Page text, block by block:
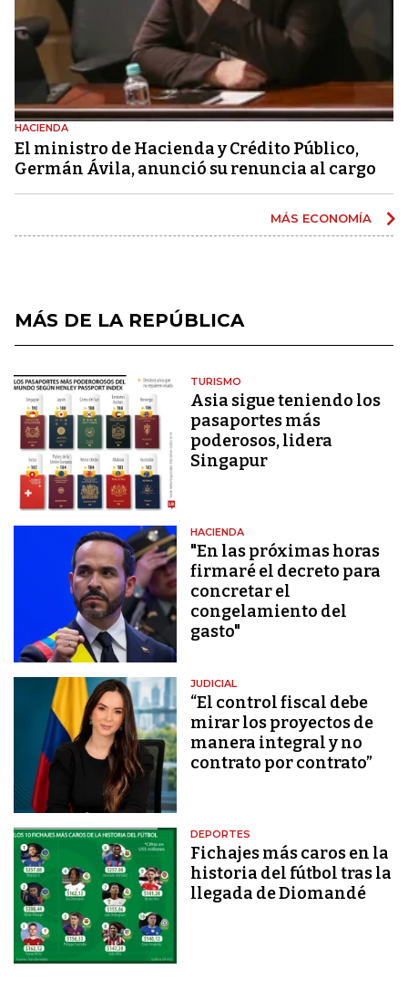
HACIENDA
El ministro de Hacienda y Crédito Público,
Germán Ávila, anunció su renuncia al cargo
MÁS ECONOMÍA
MÁS DE LA REPÚBLICA
TURISMO
Asia sigue teniendo los
pasaportes más
poderosos, lidera
Singapur
HACIENDA
"En las próximas horas
firmaré el decreto para
concretar el
congelamiento del
gasto"
JUDICIAL
“El control fiscal debe
mirar los proyectos de
manera integral y no
contrato por contrato”
DEPORTES
Fichajes más caros en la
historia del fútbol tras la
llegada de Diomandé